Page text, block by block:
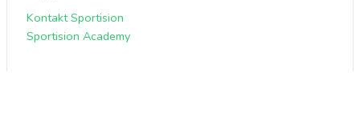
Kontakt Sportision
Sportision Academy